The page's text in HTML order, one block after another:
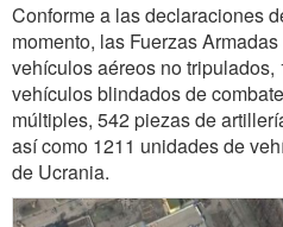
Conforme a las declaraciones
momento, las Fuerzas
vehículos aéreos no tripulados,
vehículos blindados de
múltiples, 542 piezas de
así como 1211 unidades de
de Ucrania.